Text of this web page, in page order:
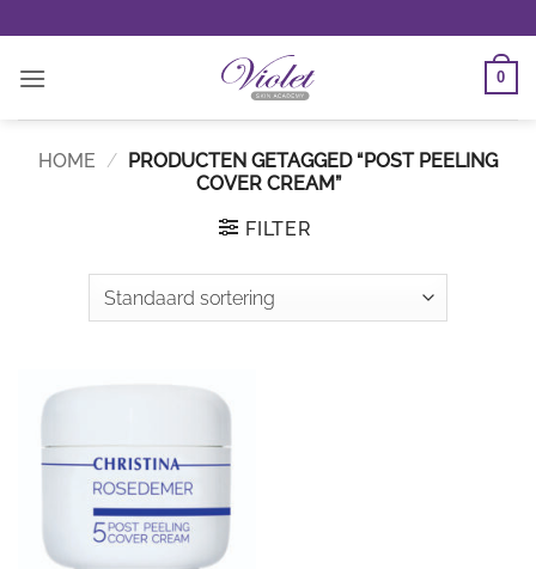
naar
inhoud
0
HOME / PRODUCTEN GETAGGED “POST PEELING
COVER CREAM”
FILTER